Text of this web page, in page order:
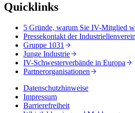
Quicklinks
5 Gründe, warum Sie IV-Mitglied
Pressekontakt der
Gruppe 1031
Junge Industrie
IV-Schwesterverbände in Europa
Partnerorganisationen
Datenschutzhinweise
Impressum
Barrierefreiheit